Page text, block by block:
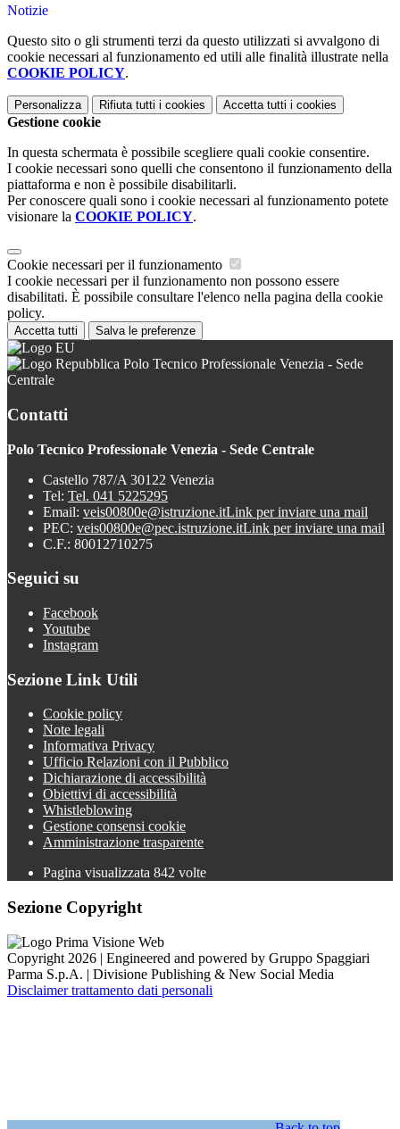
Notizie
Questo sito o gli strumenti terzi da questo utilizzati si avvalgono di
cookie necessari al funzionamento ed utili alle finalità illustrate nella
COOKIE POLICY.
Personalizza Rifiuta tutti i cookies Accetta tutti i cookies
Gestione cookie
In questa schermata è possibile scegliere quali cookie consentire.
I cookie necessari sono quelli che consentono il funzionamento della
piattaforma e non è possibile disabilitarli.
Per conoscere quali sono i cookie necessari al funzionamento potete
visionare la COOKIE POLICY.
Cookie necessari per il funzionamento
I cookie necessari per il funzionamento non possono essere
disabilitati. È possibile consultare l'elenco nella pagina della cookie
policy.
Accetta tutti Salva le preferenze
Polo Tecnico Professionale Venezia - Sede
Centrale
Contatti
Polo Tecnico Professionale Venezia - Sede Centrale
Castello 787/A 30122 Venezia
Tel: Tel. 041 5225295
Email: veis00800e@istruzione.itLink per inviare una mail
PEC: veis00800e@pec.istruzione.itLink per inviare una mail
C.F.: 80012710275
Seguici su
Facebook
Youtube
Instagram
Sezione Link Utili
Cookie policy
Note legali
Informativa Privacy
Ufficio Relazioni con il Pubblico
Dichiarazione di accessibilità
Obiettivi di accessibilità
Whistleblowing
Gestione consensi cookie
Amministrazione trasparente
Pagina visualizzata 842 volte
Sezione Copyright
Copyright 2026 | Engineered and powered by Gruppo Spaggiari
Parma S.p.A. | Divisione Publishing & New Social Media
Disclaimer trattamento dati personali